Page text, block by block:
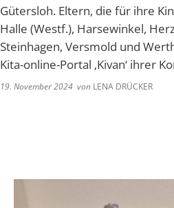
Gütersloh. Eltern, die für ihre
Halle (Westf.), Harsewinkel,
Steinhagen, Versmold und
Kita-online-Portal ‚Kivan‘ ihrer
19. November 2024 von LENA DRÜCKER